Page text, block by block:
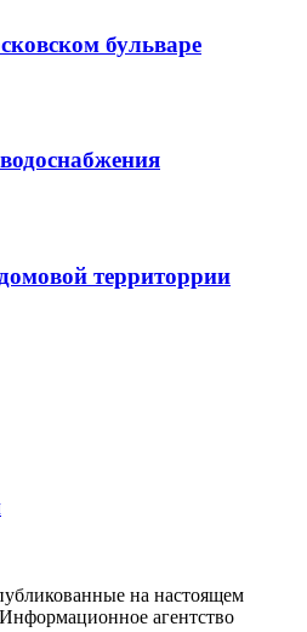
бульваре
территоррии
на настоящем
агентство